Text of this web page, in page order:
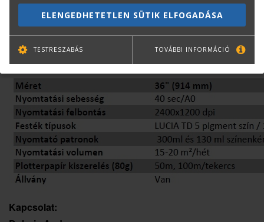
Kapcsolat:
ELENGEDHETETLEN SÜTIK ELFOGADÁSA
TESTRESZABÁS TOVÁBBI INFORMÁCIÓ